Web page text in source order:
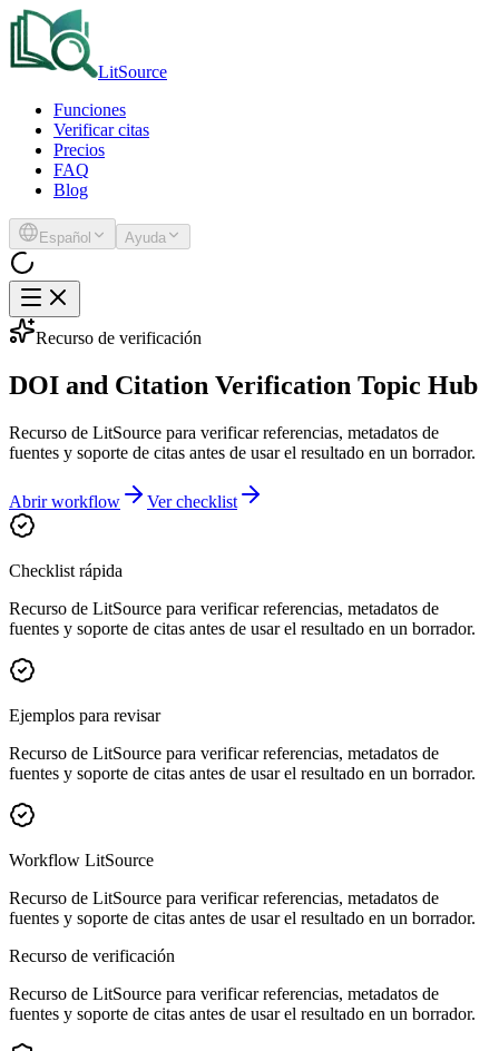
LitSource
Funciones
Verificar citas
Precios
FAQ
Blog
Español Ayuda
Recurso de verificación
DOI and Citation Verification Topic Hub
Recurso de LitSource para verificar referencias, metadatos de
fuentes y soporte de citas antes de usar el resultado en un borrador.
Abrir workflow Ver checklist
Checklist rápida
Recurso de LitSource para verificar referencias, metadatos de
fuentes y soporte de citas antes de usar el resultado en un borrador.
Ejemplos para revisar
Recurso de LitSource para verificar referencias, metadatos de
fuentes y soporte de citas antes de usar el resultado en un borrador.
Workflow LitSource
Recurso de LitSource para verificar referencias, metadatos de
fuentes y soporte de citas antes de usar el resultado en un borrador.
Recurso de verificación
Recurso de LitSource para verificar referencias, metadatos de
fuentes y soporte de citas antes de usar el resultado en un borrador.